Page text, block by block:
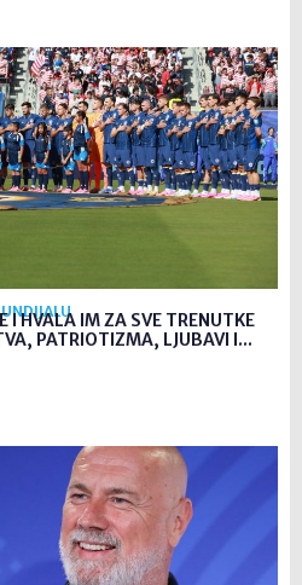
I HVALA IM ZA SVE TRENUTKE
PATRIOTIZMA, LJUBAVI I...